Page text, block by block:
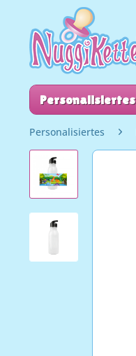
Personalisiertes
Personalisiertes